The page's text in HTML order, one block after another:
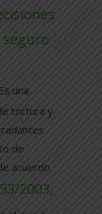
una
tortura y
de
acuerdo
2003,